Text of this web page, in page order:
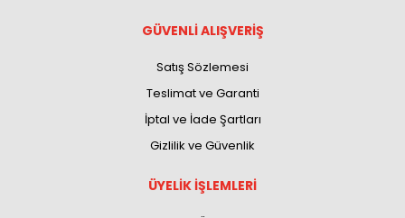
GÜVENLİ ALIŞVERİŞ
Satış Sözlemesi
Teslimat ve Garanti
İptal ve İade Şartları
Gizlilik ve Güvenlik
ÜYELİK İŞLEMLERİ